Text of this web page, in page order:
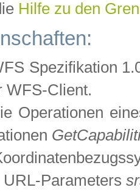
Hilfe zu den
Spezifikation
WFS-Client.
Operationen
Parameters